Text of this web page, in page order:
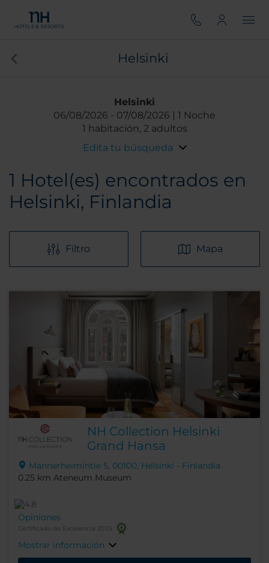
Helsinki
Helsinki
06/08/2026
07/08/2026
1 Noche
1 habitación, 2 adultos
Edita tu búsqueda
1 Hotel(es) encontrados en
Helsinki, Finlandia
Filtro Mapa
NH Collection Helsinki
Grand Hansa
Mannerheimintie 5, 00100, Helsinki - Finlandia
0.25 km Ateneum Museum
Opiniones
Certificado de Excelencia 2025
Mostrar información